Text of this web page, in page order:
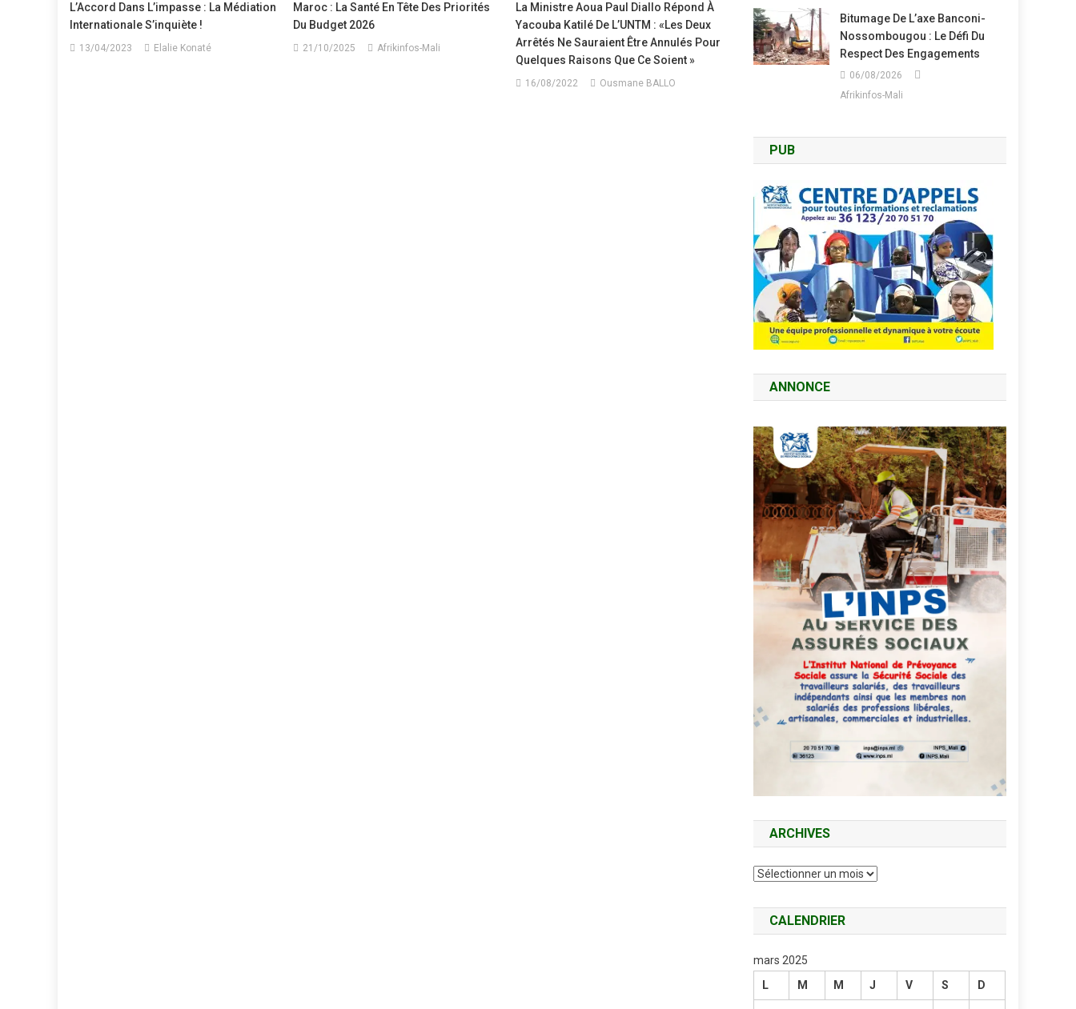
L’Accord Dans L’impasse : La Médiation
Internationale S’inquiète !
13/04/2023 Elalie Konaté
Maroc : La Santé En Tête Des Priorités
Du Budget 2026
21/10/2025 Afrikinfos-Mali
La Ministre Aoua Paul Diallo Répond À
Yacouba Katilé De L’UNTM : «Les Deux
Arrêtés Ne Sauraient Être Annulés Pour
Quelques Raisons Que Ce Soient »
16/08/2022 Ousmane BALLO
Bitumage De L’axe Banconi-
Nossombougou : Le Défi Du
Respect Des Engagements
06/08/2026
Afrikinfos-Mali
PUB
ANNONCE
ARCHIVES
Archives
CALENDRIER
mars 2025
L
M M J V S D